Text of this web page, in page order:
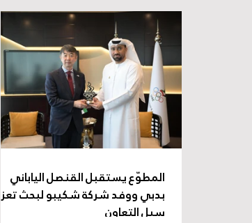
المطوّع يستقبل القنصل الياباني
بدبي ووفد شركة شكيبو لبحث تعزيز
سبل التعاون